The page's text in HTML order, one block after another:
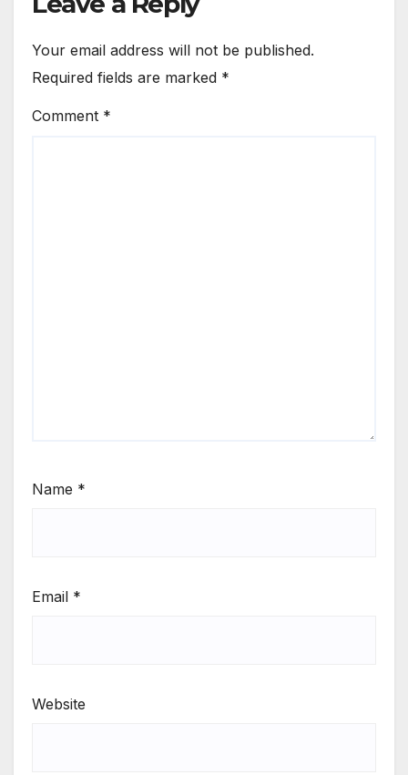
Your email address will not be published.
Required fields are marked *
Comment *
Name *
Email *
Website